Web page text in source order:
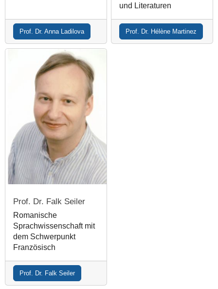
Prof. Dr. Anna Ladilova
und Literaturen
Prof. Dr. Hélène Martinez
Prof. Dr. Falk Seiler
Romanische
Sprachwissenschaft mit
dem Schwerpunkt
Französisch
Prof. Dr. Falk Seiler